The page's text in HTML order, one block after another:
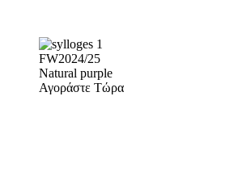
FW2024/25
Natural purple
Αγοράστε Τώρα